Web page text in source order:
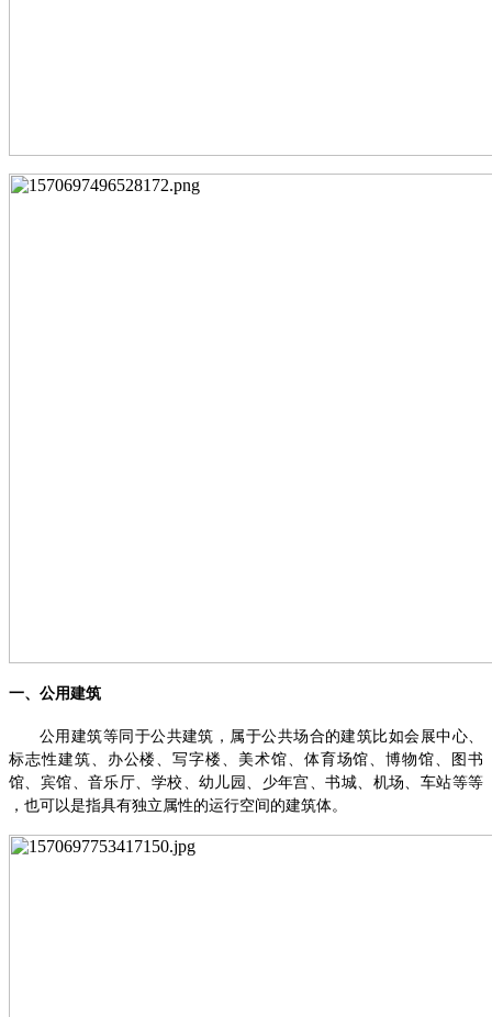
一、 公用建筑
公用建筑等同于公共建筑，属于公共场合的建筑比如会展中心、
标志性建筑、办公楼、写字楼、美术馆、体育场馆、博物馆、图书
馆、宾馆、音乐厅、学校、幼儿园、少年宫、书城、机场、车站等等
，也可以是指具有独立属性的运行空间的建筑体。